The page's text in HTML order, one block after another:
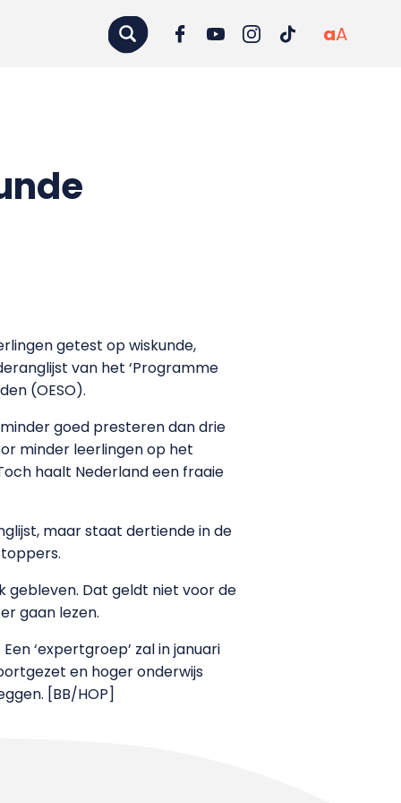
aA
getest op wiskunde,
van het ‘Programme
(OESO).
goed presteren dan drie
minder leerlingen op het
haalt Nederland een fraaie
maar staat dertiende in de
gebleven. Dat geldt niet voor de
gaan lezen.
‘expertgroep’ zal in januari
en hoger onderwijs
[BB/HOP]